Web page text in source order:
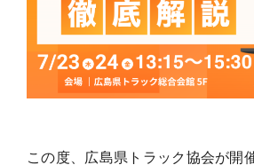
この度、広島県トラック協会が開